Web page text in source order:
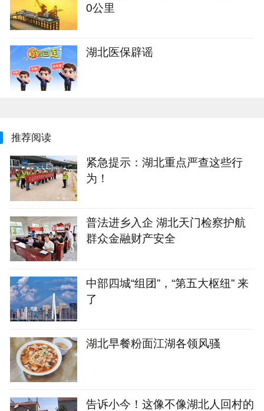
0公里
湖北医保辟谣
推荐阅读
紧急提示：湖北重点严查这些行
为！
普法进乡入企 湖北天门检察护航
群众金融财产安全
中部四城“组团”，“第五大枢纽” 来
了
湖北早餐粉面江湖各领风骚
告诉小今！这像不像湖北人回村的